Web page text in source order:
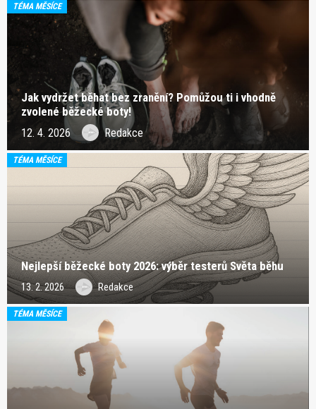
TÉMA MĚSÍCE
Jak vydržet běhat bez zranění? Pomůžou ti i vhodně
zvolené běžecké boty!
12. 4. 2026 Redakce
TÉMA MĚSÍCE
Nejlepší běžecké boty 2026: výběr testerů Světa běhu
13. 2. 2026 Redakce
TÉMA MĚSÍCE